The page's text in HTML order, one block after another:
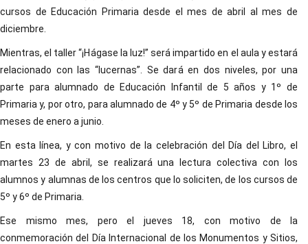
cursos de Educación Primaria desde el mes de abril al mes de
diciembre.
Mientras, el taller “¡Hágase la luz!” será impartido en el aula y estará
relacionado con las “lucernas”. Se dará en dos niveles, por una
parte para alumnado de Educación Infantil de 5 años y 1º de
Primaria y, por otro, para alumnado de 4º y 5º de Primaria desde los
meses de enero a junio.
En esta línea, y con motivo de la celebración del Día del Libro, el
martes 23 de abril, se realizará una lectura colectiva con los
alumnos y alumnas de los centros que lo soliciten, de los cursos de
5º y 6º de Primaria.
Ese mismo mes, pero el jueves 18, con motivo de la
conmemoración del Día Internacional de los Monumentos y Sitios,